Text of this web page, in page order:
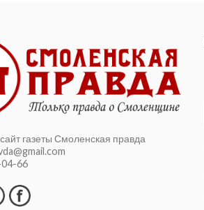
газеты Смоленская правда
04-66